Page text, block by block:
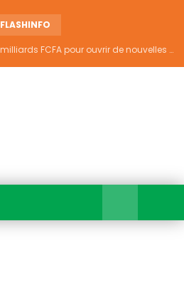
FLASHINFO
PJGOUV 2026-2030 : 2 869,4 milliards FCFA pour ouvrir de nouvelles perspectives à plus de 5,2 millions de jeunes ivoiriens